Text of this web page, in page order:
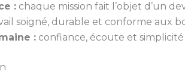
: chaque mission fait l’objet d’un
soigné, durable et conforme aux
: confiance, écoute et